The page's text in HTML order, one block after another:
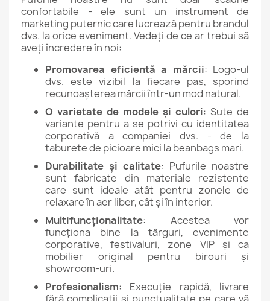
confortabile - ele sunt un instrument de
marketing puternic care lucrează pentru brandul
dvs. la orice eveniment. Vedeți de ce ar trebui să
aveți încredere în noi:
Promovarea eficientă a mărcii: Logo-ul
dvs. este vizibil la fiecare pas, sporind
recunoașterea mărcii într-un mod natural.
O varietate de modele și culori: Sute de
variante pentru a se potrivi cu identitatea
corporativă a companiei dvs. - de la
taburete de picioare mici la beanbags mari.
Durabilitate și calitate: Pufurile noastre
sunt fabricate din materiale rezistente
care sunt ideale atât pentru zonele de
relaxare în aer liber, cât și în interior.
Multifuncționalitate: Acestea vor
funcționa bine la târguri, evenimente
corporative, festivaluri, zone VIP și ca
mobilier original pentru birouri și
showroom-uri.
Profesionalism: Execuție rapidă, livrare